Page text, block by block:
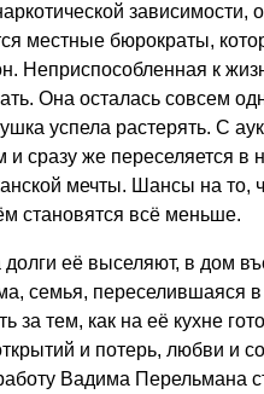
зависимости,
местные бюрократы,
Неприспособленная к
Она осталась совсем
успела растерять. С
сразу же переселяется в
мечты. Шансы на то,
становятся всё меньше.
долги её выселяют, в дом
семья, переселившаяся
за тем, как на её кухне
и потерь, любви и
Вадима Перельмана